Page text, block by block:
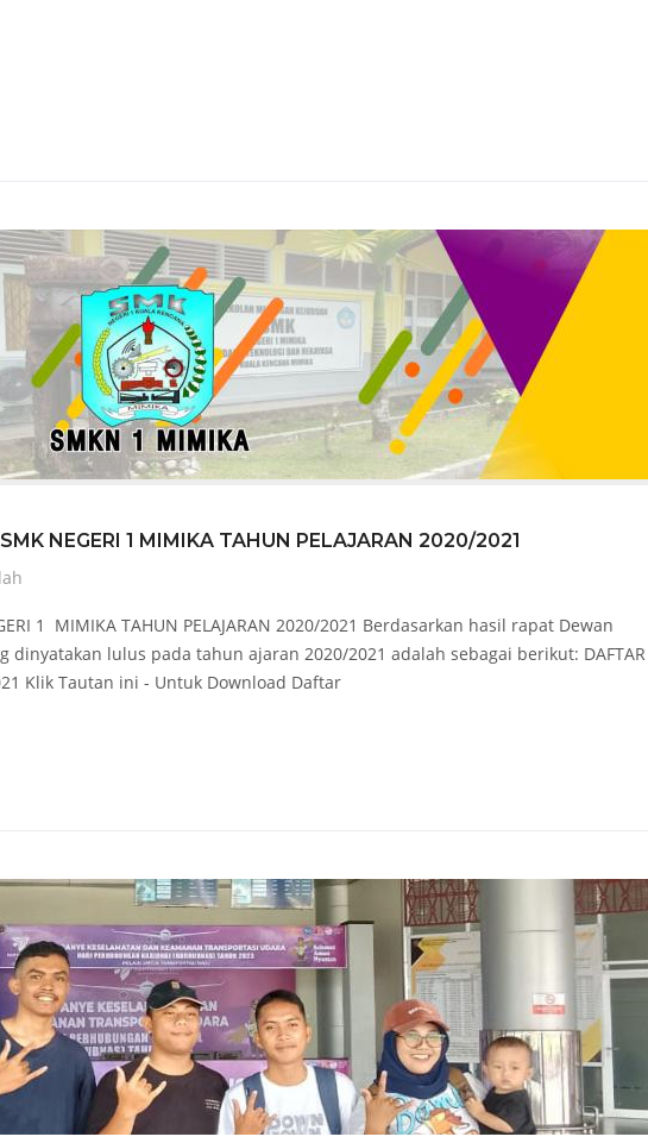
NEGERI 1 MIMIKA TAHUN PELAJARAN 2020/2021
1 MIMIKA TAHUN PELAJARAN 2020/2021 Berdasarkan hasil rapat Dewan
dinyatakan lulus pada tahun ajaran 2020/2021 adalah sebagai berikut: DAFTAR
Klik Tautan ini - Untuk Download Daftar